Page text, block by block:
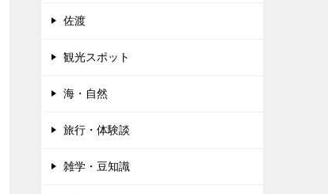
佐渡
観光スポット
海・自然
旅行・体験談
雑学・豆知識